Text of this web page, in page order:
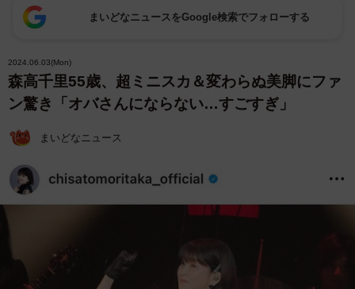
まいどなニュースをGoogle検索でフォローする
2024.06.03(Mon)
森高千里55歳、超ミニスカ＆変わらぬ美脚にファ
ン驚き「オバさんにならない…すごすぎ」
まいどなニュース